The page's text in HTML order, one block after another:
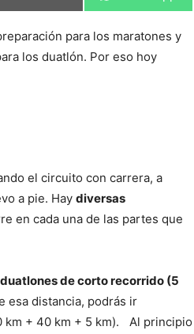
para los maratones y
los duatlón. Por eso hoy
el circuito con carrera, a
a pie. Hay diversas
en cada una de las partes que
duatlones de corto recorrido (5
esa distancia, podrás ir
km + 40 km + 5 km). Al principio